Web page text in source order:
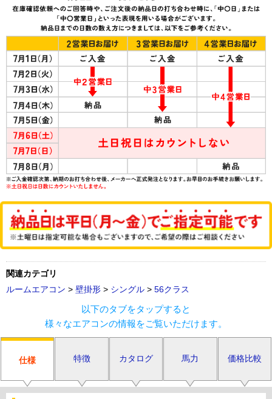
関連カテゴリ
ルームエアコン > 壁掛形 > シングル > 56クラス
以下のタブをタップすると
様々なエアコンの情報をご覧いただけます。
仕様 特徴 カタログ 馬力 価格比較